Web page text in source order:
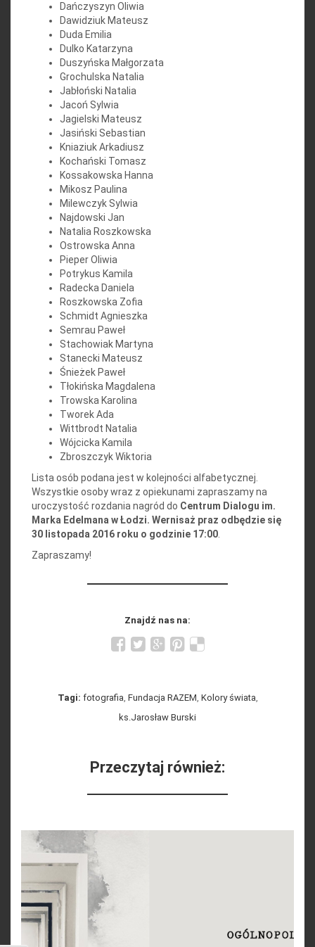
Dańczyszyn Oliwia
Dawidziuk Mateusz
Duda Emilia
Dulko Katarzyna
Duszyńska Małgorzata
Grochulska Natalia
Jabłoński Natalia
Jacoń Sylwia
Jagielski Mateusz
Jasiński Sebastian
Kniaziuk Arkadiusz
Kochański Tomasz
Kossakowska Hanna
Mikosz Paulina
Milewczyk Sylwia
Najdowski Jan
Natalia Roszkowska
Ostrowska Anna
Pieper Oliwia
Potrykus Kamila
Radecka Daniela
Roszkowska Zofia
Schmidt Agnieszka
Semrau Paweł
Stachowiak Martyna
Stanecki Mateusz
Śnieżek Paweł
Tłokińska Magdalena
Trowska Karolina
Tworek Ada
Wittbrodt Natalia
Wójcicka Kamila
Zbroszczyk Wiktoria
Lista osób podana jest w kolejności alfabetycznej.
Wszystkie osoby wraz z opiekunami zapraszamy na
uroczystość rozdania nagród do Centrum Dialogu im.
Marka Edelmana w Łodzi. Wernisaż praz odbędzie się
30 listopada 2016 roku o godzinie 17:00.
Zapraszamy!
Znajdź nas na:
Tagi: fotografia, Fundacja RAZEM, Kolory świata,
ks.Jarosław Burski
Przeczytaj również: